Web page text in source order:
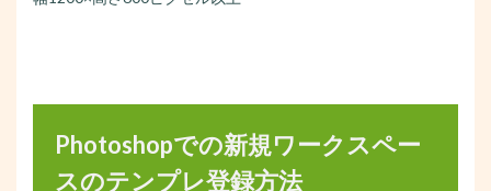
Photoshopでの新規ワークスペー
スのテンプレ登録方法